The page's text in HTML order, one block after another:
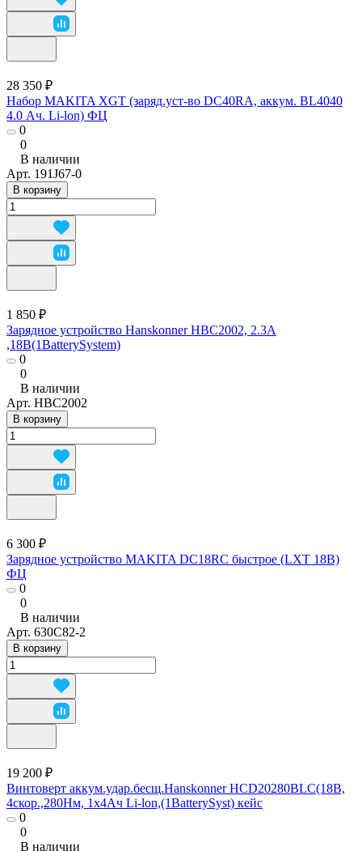
28 350 ₽
Набор MAKITA XGT (заряд.уст-во DC40RA, аккум. BL4040
4.0 Ач. Li-lon) ФЦ
0
0
В наличии
Арт. 191J67-0
В корзину
1 850 ₽
Зарядное устройство Hanskonner HBC2002, 2.3A
,18В(1BatterySystem)
0
0
В наличии
Арт. HBC2002
В корзину
6 300 ₽
Зарядное устройство MAKITA DC18RC быстрое (LXT 18В)
ФЦ
0
0
В наличии
Арт. 630С82-2
В корзину
19 200 ₽
Винтоверт аккум.удар.бесщ.Hanskonner HCD20280BLC(18В,
4скор.,280Нм, 1х4Ач Li-lon,(1BatterySyst) кейс
0
0
В наличии